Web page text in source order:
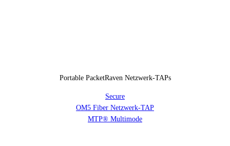
Portable PacketRaven Netzwerk-TAPs
Secure
OM5 Fiber Netzwerk-TAP
MTP® Multimode